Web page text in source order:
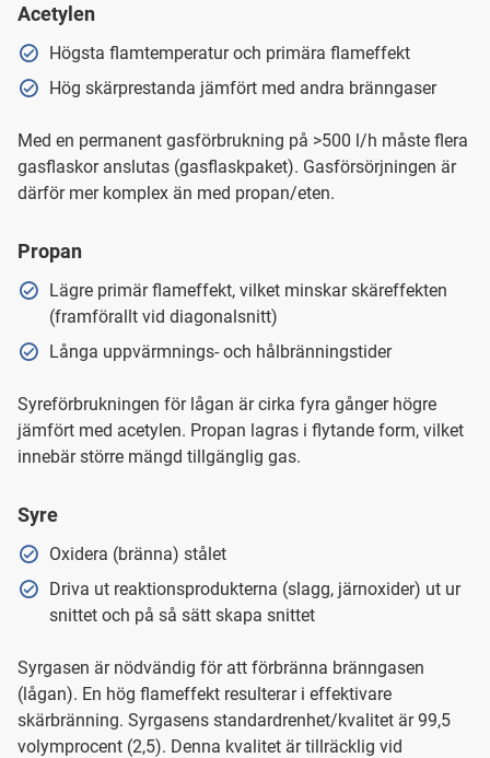
Acetylen
Högsta flamtemperatur och primära flameffekt
Hög skärprestanda jämfört med andra bränngaser
Med en permanent gasförbrukning på >500 l/h måste flera
gasflaskor anslutas (gasflaskpaket). Gasförsörjningen är
därför mer komplex än med propan/eten.
Propan
Lägre primär flameffekt, vilket minskar skäreffekten
(framförallt vid diagonalsnitt)
Långa uppvärmnings- och hålbränningstider
Syreförbrukningen för lågan är cirka fyra gånger högre
jämfört med acetylen. Propan lagras i flytande form, vilket
innebär större mängd tillgänglig gas.
Syre
Oxidera (bränna) stålet
Driva ut reaktionsprodukterna (slagg, järnoxider) ut ur
snittet och på så sätt skapa snittet
Syrgasen är nödvändig för att förbränna bränngasen
(lågan). En hög flameffekt resulterar i effektivare
skärbränning. Syrgasens standardrenhet/kvalitet är 99,5
volymprocent (2,5). Denna kvalitet är tillräcklig vid